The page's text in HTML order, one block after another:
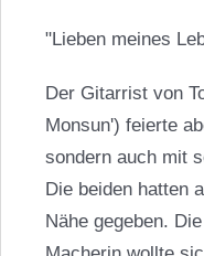
"Lieben meines
Der Gitarrist von
Monsun') feierte
sondern auch mit
Die beiden hatten
Nähe gegeben.